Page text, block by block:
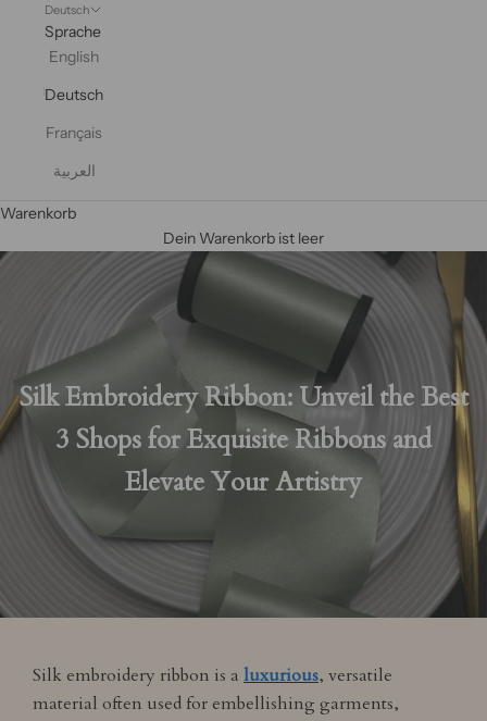
Deutsch
Sprache
English
Deutsch
Français
العربية
Warenkorb
Dein Warenkorb ist leer
Silk Embroidery Ribbon: Unveil the Best
3 Shops for Exquisite Ribbons and
Elevate Your Artistry
Silk embroidery ribbon is a luxurious, versatile
material often used for embellishing garments,